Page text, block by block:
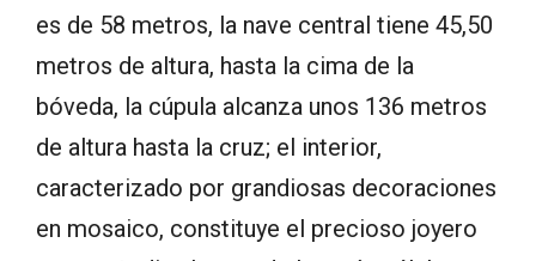
es de 58 metros, la nave central tiene 45,50
metros de altura, hasta la cima de la
bóveda, la cúpula alcanza unos 136 metros
de altura hasta la cruz; el interior,
caracterizado por grandiosas decoraciones
en mosaico, constituye el precioso joyero